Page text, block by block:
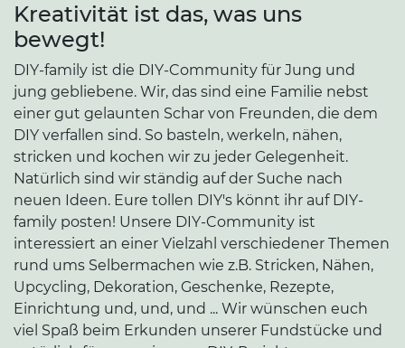
Kreativität ist das, was uns
bewegt!
DIY-family ist die DIY-Community für Jung und
jung gebliebene. Wir, das sind eine Familie nebst
einer gut gelaunten Schar von Freunden, die dem
DIY verfallen sind. So basteln, werkeln, nähen,
stricken und kochen wir zu jeder Gelegenheit.
Natürlich sind wir ständig auf der Suche nach
neuen Ideen. Eure tollen DIY's könnt ihr auf DIY-
family posten! Unsere DIY-Community ist
interessiert an einer Vielzahl verschiedener Themen
rund ums Selbermachen wie z.B. Stricken, Nähen,
Upcycling, Dekoration, Geschenke, Rezepte,
Einrichtung und, und, und ... Wir wünschen euch
viel Spaß beim Erkunden unserer Fundstücke und